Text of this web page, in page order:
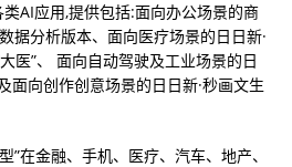
AI应用,提供包括:面向办公场景的商
据分析版本、面向医疗场景的日日新·
医”、 面向自动驾驶及工业场景的日
面向创作创意场景的日日新·秒画文生
”在金融、手机、医疗、汽车、地产、